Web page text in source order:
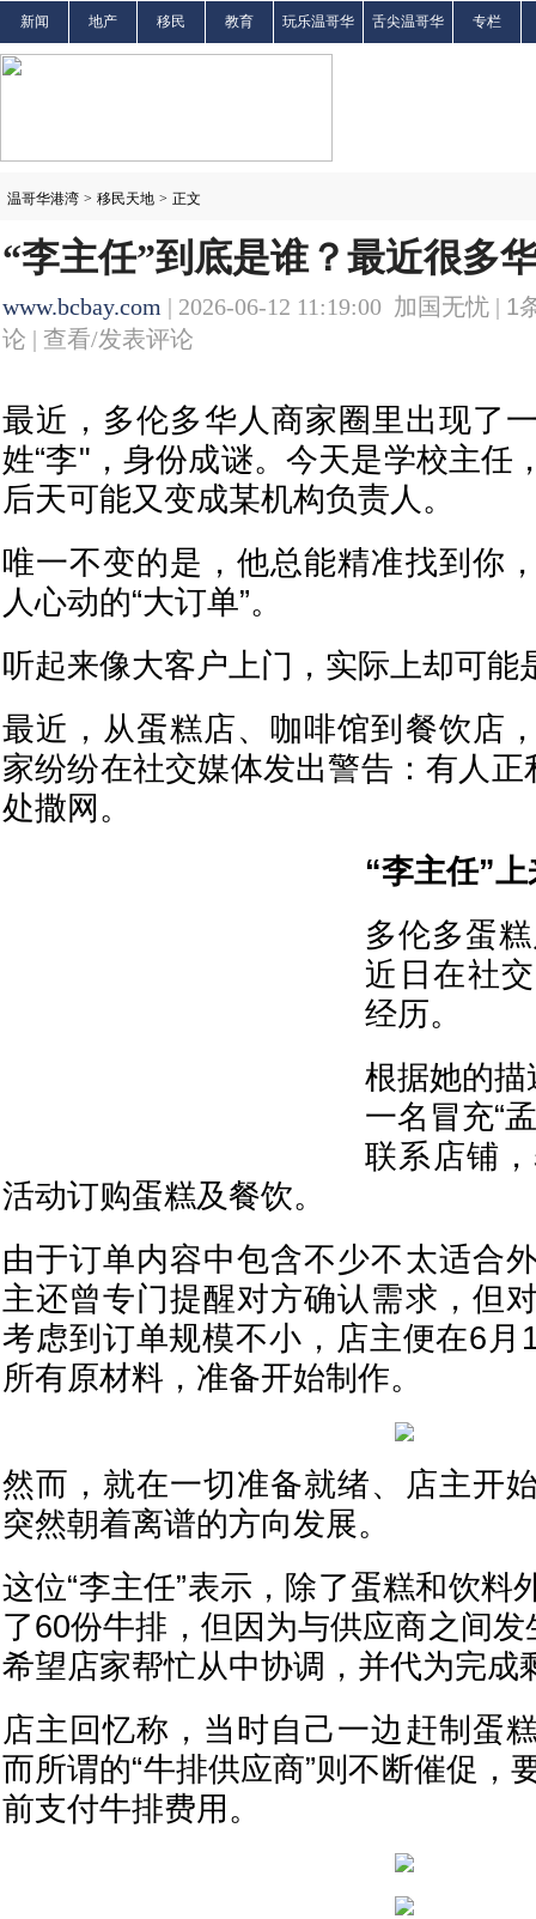
新闻 地产 移民 教育 玩乐温哥华 舌尖温哥华 专栏
温哥华港湾 > 移民天地 > 正文
“李主任”到底是谁？最近很多
www.bcbay.com | 2026-06-12 11:19:00 加国无忧 | 1
论 | 查看/发表评论
最近，多伦多华人商家圈里出现
姓“李"，身份成谜。今天是学校主任
后天可能又变成某机构负责人。
唯一不变的是，他总能精准找到你
人心动的“大订单”。
听起来像大客户上门，实际上却可能
最近，从蛋糕店、咖啡馆到餐饮店
家纷纷在社交媒体发出警告：有人正
处撒网。
“李主任”
多伦多蛋
近日在社
经历。
根据她的
一名冒充“
联系店铺
活动订购蛋糕及餐饮。
由于订单内容中包含不少不太适合
主还曾专门提醒对方确认需求，但
考虑到订单规模不小，店主便在6月
所有原材料，准备开始制作。
然而，就在一切准备就绪、店主开
突然朝着离谱的方向发展。
这位“李主任”表示，除了蛋糕和饮料
了60份牛排，但因为与供应商之间发
希望店家帮忙从中协调，并代为完成
店主回忆称，当时自己一边赶制蛋
而所谓的“牛排供应商”则不断催促，
前支付牛排费用。